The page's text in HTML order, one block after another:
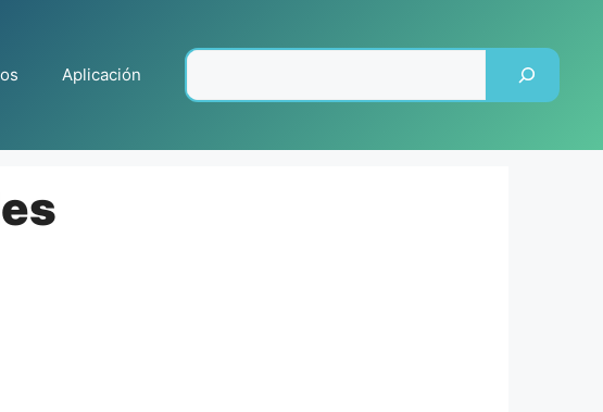
Aplicación